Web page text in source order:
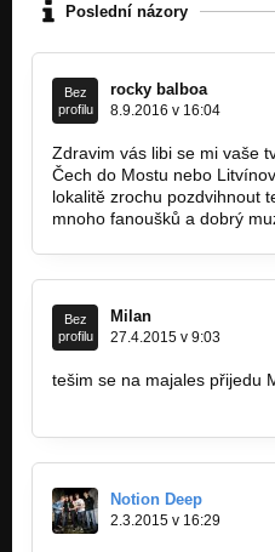
Poslední názory
Bez
profilu
rocky balboa
8.9.2016 v 16:04
Zdravim vás libi se mi vaše
Čech do Mostu nebo
lokalitě zrochu pozdvihnout
mnoho fanoušků a dobrý
Bez
profilu
Milan
27.4.2015 v 9:03
tešim se na majales přijedu
Notion Deep
2.3.2015 v 16:29